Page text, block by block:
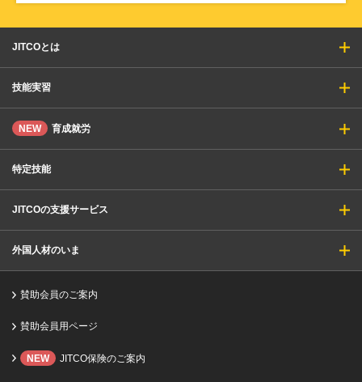
JITCOとは
技能実習
NEW 育成就労
特定技能
JITCOの支援サービス
外国人材のいま
賛助会員のご案内
賛助会員用ページ
NEW JITCO保険のご案内